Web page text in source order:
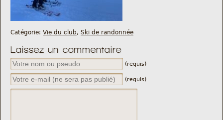
Catégorie: Vie du club, Ski de randonnée
Laissez un commentaire
(requis)
(requis)